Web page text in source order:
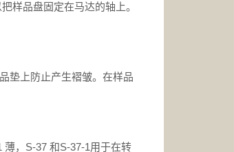
样品盘固定在马达的轴上。
垫上防止产生褶皱。在样品
，S-37 和S-37-1用于在转